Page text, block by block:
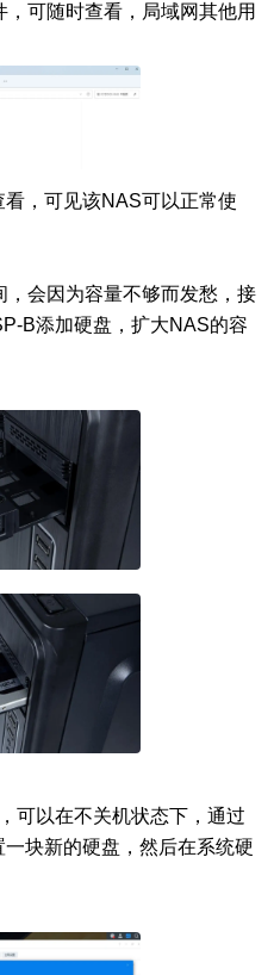
可随时查看，局域网其他用
，可见该NAS可以正常使
会因为容量不够而发愁，接
B添加硬盘，扩大NAS的容
可以在不关机状态下，通过
块新的硬盘，然后在系统硬